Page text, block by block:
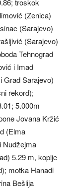
troskok
(Zenica)
(Sarajevo)
(Sarajevo)
Tehnograd
i Imad
Grad Sarajevo)
rekord);
5.000m
Jovana Kržić
(Elma
Nudžejma
5.29 m, koplje
motka Hanadi
Bešlija